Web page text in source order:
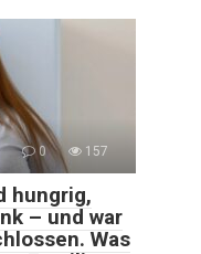
0 157
hungrig,
– und war
Was